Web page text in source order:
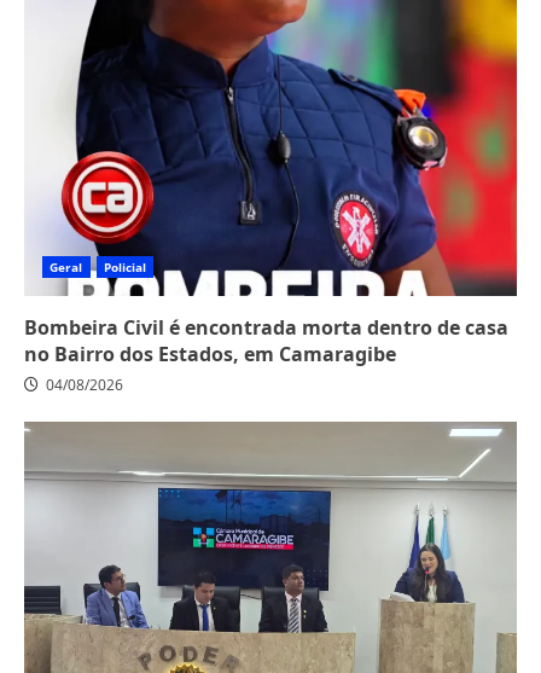
Geral Policial
Bombeira Civil é encontrada morta dentro de casa
no Bairro dos Estados, em Camaragibe
04/08/2026